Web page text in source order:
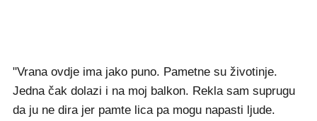
"Vrana ovdje ima jako puno. Pametne su životinje.
Jedna čak dolazi i na moj balkon. Rekla sam suprugu
da ju ne dira jer pamte lica pa mogu napasti ljude.